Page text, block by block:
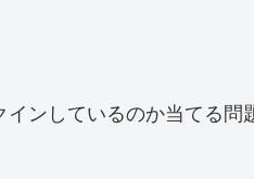
インしているのか当てる問